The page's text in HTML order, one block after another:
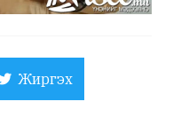
Жиргэх